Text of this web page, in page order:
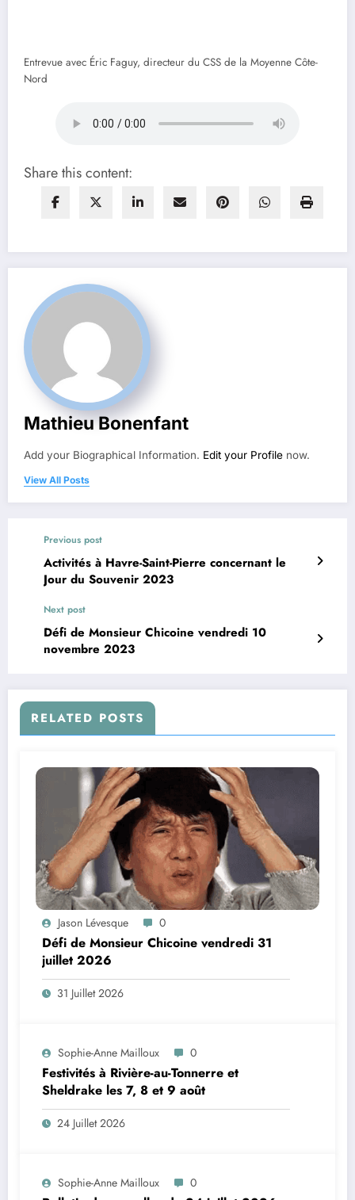
Entrevue avec Éric Faguy, directeur du CSS de la Moyenne Côte-
Nord
Share this content:
Mathieu Bonenfant
Add your Biographical Information. Edit your Profile now.
View All Posts
Previous post
Activités à Havre-Saint-Pierre concernant le
Jour du Souvenir 2023
Next post
Défi de Monsieur Chicoine vendredi 10
novembre 2023
RELATED POSTS
Jason Lévesque 0
Défi de Monsieur Chicoine vendredi 31
juillet 2026
31 Juillet 2026
Sophie-Anne Mailloux 0
Festivités à Rivière-au-Tonnerre et
Sheldrake les 7, 8 et 9 août
24 Juillet 2026
Sophie-Anne Mailloux 0